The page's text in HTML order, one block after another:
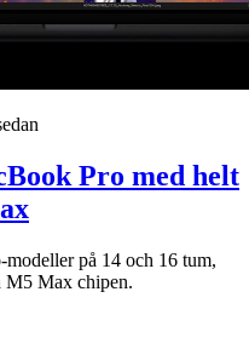
Pro med helt
på 14 och 16 tum,
M5 Max chipen.